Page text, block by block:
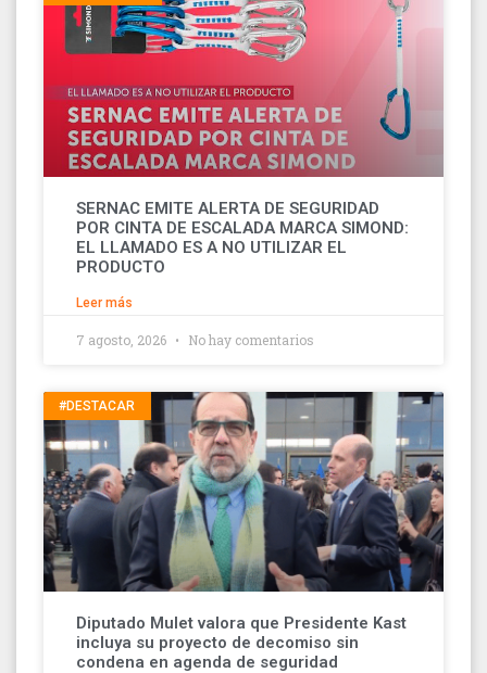
SERNAC EMITE ALERTA DE SEGURIDAD
POR CINTA DE ESCALADA MARCA SIMOND:
EL LLAMADO ES A NO UTILIZAR EL
PRODUCTO
Leer más
7 agosto, 2026 No hay comentarios
#DESTACAR
Diputado Mulet valora que Presidente Kast
incluya su proyecto de decomiso sin
condena en agenda de seguridad